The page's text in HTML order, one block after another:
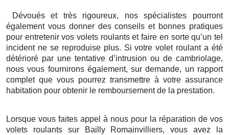
Dévoués et très rigoureux, nos spécialistes pourront
également vous donner des conseils et bonnes pratiques
pour entretenir vos volets roulants et faire en sorte qu’un tel
incident ne se reproduise plus. Si votre volet roulant a été
détérioré par une tentative d’intrusion ou de cambriolage,
nous vous fournirons également, sur demande, un rapport
complet que vous pourrez transmettre à votre assurance
habitation pour obtenir le remboursement de la prestation.
Lorsque vous faites appel à nous pour la réparation de vos
volets roulants sur Bailly Romainvilliers, vous avez la